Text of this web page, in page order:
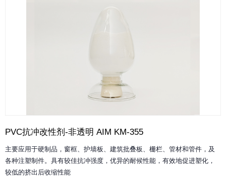
PVC抗冲改性剂-非透明 AIM KM-355
主要应用于硬制品，窗框、护墙板、建筑批叠板、栅栏、管材和管件，及
各种注塑制件。具有较佳抗冲强度，优异的耐候性能，有效地促进塑化，
较低的挤出后收缩性能